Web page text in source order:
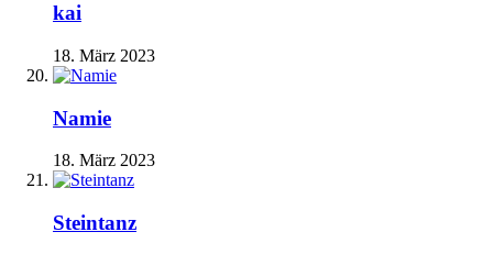
kai
18. März 2023
Namie
18. März 2023
Steintanz